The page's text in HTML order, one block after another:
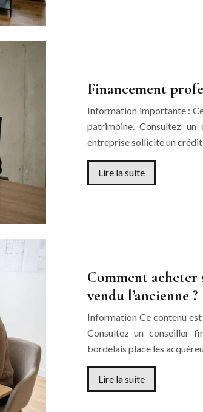
Financement
Information importante :
patrimoine. Consultez un
entreprise sollicite un
Lire la suite
Comment acheter
vendu l’ancienne ?
Information Ce contenu
Consultez un conseiller
bordelais place les
Lire la suite